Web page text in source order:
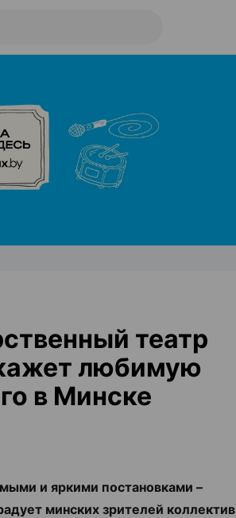
НА САЙТЕ
театр
любимую
в Минске
и яркими постановками –
минских зрителей коллектив